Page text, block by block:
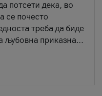
потсети дека, во
се почесто
треба да биде
љубовна приказна...